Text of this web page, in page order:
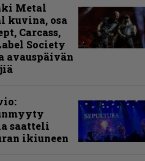
Metal
kuvina, osa
Carcass,
Society
avauspäivän
saatteli
ikiuneen